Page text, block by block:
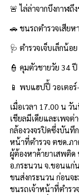
🚨 ไล่ล่าจากบึงกาฬถึ
🚗 ชนรถตำรวจเสียห
🩺 ตำรวจเจ็บเล็กน้อ
👮 คุมตัวชายวัย 34 ปี
📱 พบแฮปปี้ วอเตอ
เมื่อเวลา 17.00 น วั
เชียลมีเดียและเพจ
กล้องวงจรปิดซึ่งบัน
หน้าที่ตำรวจ ตชด.ภ
ผู้ต้องหาค้ายาเสพติ
อ.กระนวน จ.ขอนแก่
ขนส่งกระนวน ก่อนจะ
ชนรถเจ้าหน้าที่ตำร